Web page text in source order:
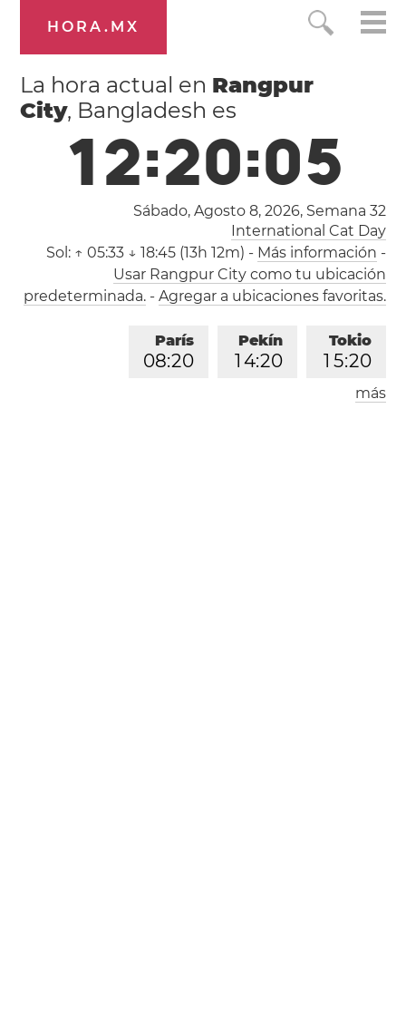
HORA.MX
La hora actual en Rangpur
City, Bangladesh es
12:20:06
Sábado, Agosto 8, 2026, Semana 32
International Cat Day
Sol: ↑ 05:33 ↓ 18:45 (13h 12m) - Más información -
Usar Rangpur City como tu ubicación
predeterminada.- Agregar a ubicaciones favoritas.
Tokio
1 5:20
Pekín
1 4:20
París
08:20
Londres
más